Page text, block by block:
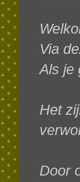
Via
Als je
Het
Door